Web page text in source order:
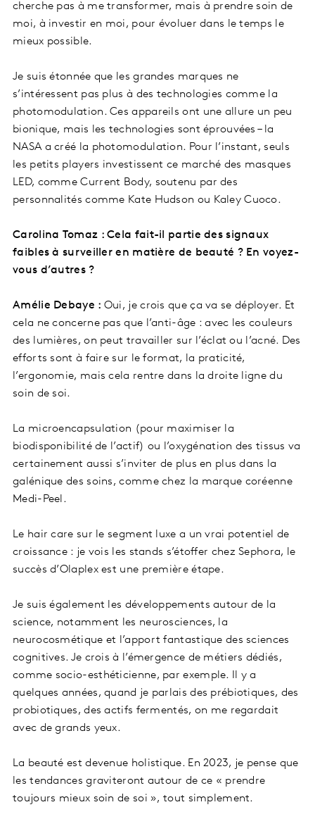
cherche pas à me transformer, mais à prendre soin de
moi, à investir en moi, pour évoluer dans le temps le
mieux possible.
Je suis étonnée que les grandes marques ne
s’intéressent pas plus à des technologies comme la
photomodulation. Ces appareils ont une allure un peu
bionique, mais les technologies sont éprouvées – la
NASA a créé la photomodulation. Pour l’instant, seuls
les petits players investissent ce marché des masques
LED, comme Current Body, soutenu par des
personnalités comme Kate Hudson ou Kaley Cuoco.
Carolina Tomaz : Cela fait-il partie des signaux
faibles à surveiller en matière de beauté ? En voyez-
vous d’autres ?
Amélie Debaye : Oui, je crois que ça va se déployer. Et
cela ne concerne pas que l’anti-âge : avec les couleurs
des lumières, on peut travailler sur l’éclat ou l’acné. Des
efforts sont à faire sur le format, la praticité,
l’ergonomie, mais cela rentre dans la droite ligne du
soin de soi.
La microencapsulation (pour maximiser la
biodisponibilité de l’actif) ou l’oxygénation des tissus va
certainement aussi s’inviter de plus en plus dans la
galénique des soins, comme chez la marque coréenne
Medi-Peel.
Le hair care sur le segment luxe a un vrai potentiel de
croissance : je vois les stands s’étoffer chez Sephora, le
succès d’Olaplex est une première étape.
Je suis également les développements autour de la
science, notamment les neurosciences, la
neurocosmétique et l’apport fantastique des sciences
cognitives. Je crois à l’émergence de métiers dédiés,
comme socio-esthéticienne, par exemple. Il y a
quelques années, quand je parlais des prébiotiques, des
probiotiques, des actifs fermentés, on me regardait
avec de grands yeux.
La beauté est devenue holistique. En 2023, je pense que
les tendances graviteront autour de ce « prendre
toujours mieux soin de soi », tout simplement.